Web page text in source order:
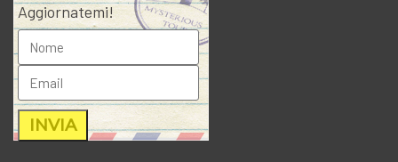
Aggiornatemi!